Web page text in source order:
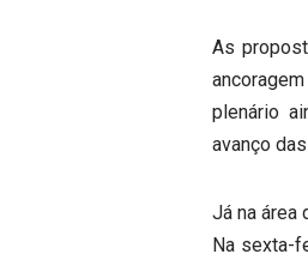
As
plenário
avanço
Já na área
Na sexta-